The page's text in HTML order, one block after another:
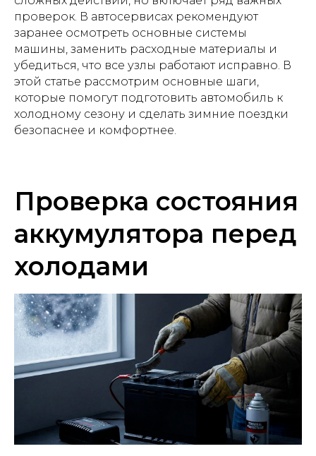
проверок. В автосервисах рекомендуют
заранее осмотреть основные системы
машины, заменить расходные материалы и
убедиться, что все узлы работают исправно. В
этой статье рассмотрим основные шаги,
которые помогут подготовить автомобиль к
холодному сезону и сделать зимние поездки
безопаснее и комфортнее.
Проверка состояния
аккумулятора перед
холодами